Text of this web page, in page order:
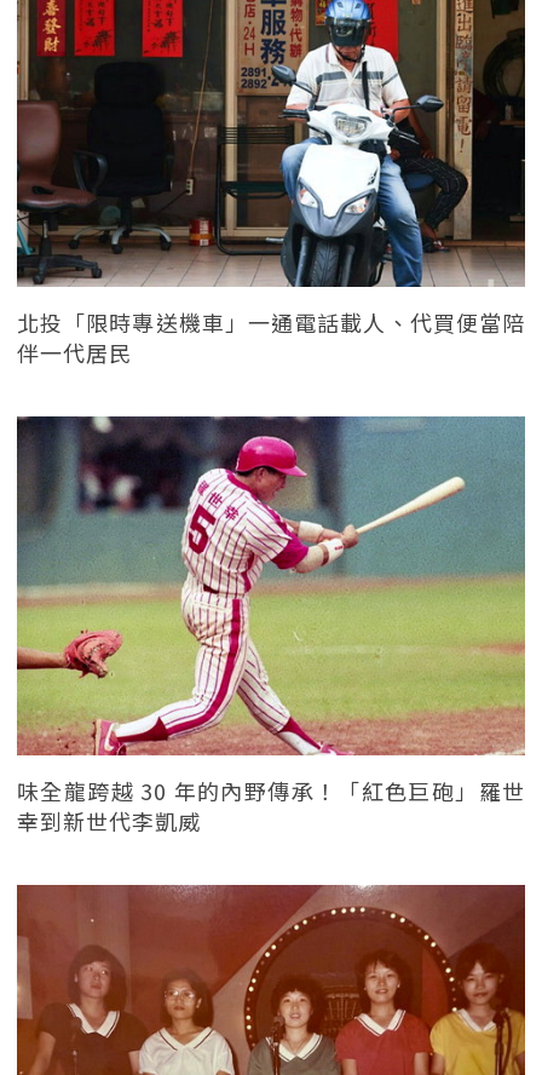
北投「限時專送機車」一通電話載人、代買便當陪
伴一代居民
味全龍跨越 30 年的內野傳承！「紅色巨砲」羅世
幸到新世代李凱威